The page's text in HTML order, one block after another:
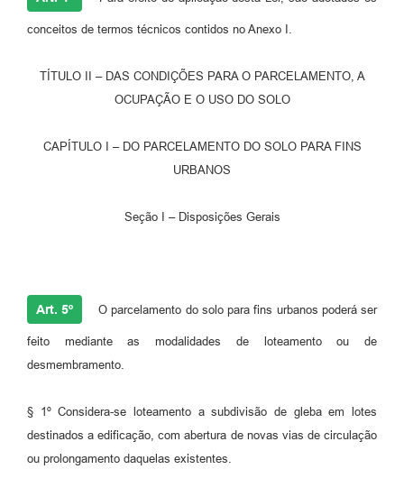
conceitos de termos técnicos contidos no Anexo I.
TÍTULO II – DAS CONDIÇÕES PARA O PARCELAMENTO, A
OCUPAÇÃO E O USO DO SOLO
CAPÍTULO I – DO PARCELAMENTO DO SOLO PARA FINS
URBANOS
Seção I – Disposições Gerais
Art. 5º O parcelamento do solo para fins urbanos poderá ser
feito mediante as modalidades de loteamento ou de
desmembramento.
§ 1º Considera-se loteamento a subdivisão de gleba em lotes
destinados a edificação, com abertura de novas vias de circulação
ou prolongamento daquelas existentes.